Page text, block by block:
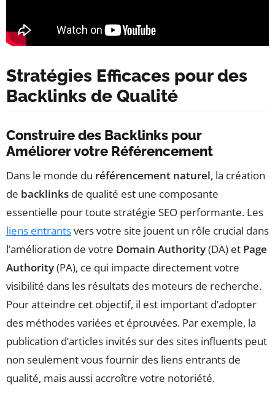
Stratégies Efficaces pour des
Backlinks de Qualité
Construire des Backlinks pour
Améliorer votre Référencement
Dans le monde du référencement naturel, la création
de backlinks de qualité est une composante
essentielle pour toute stratégie SEO performante. Les
liens entrantsvers votre site jouent un rôle crucial dans
l’amélioration de votre Domain Authority(DA) et Page
Authority(PA), ce qui impacte directement votre
visibilité dans les résultats des moteurs de recherche.
Pour atteindre cet objectif, il est important d’adopter
des méthodes variées et éprouvées. Par exemple, la
publication d’articles invités sur des sites influents peut
non seulement vous fournir des liens entrants de
qualité, mais aussi accroître votre notoriété.